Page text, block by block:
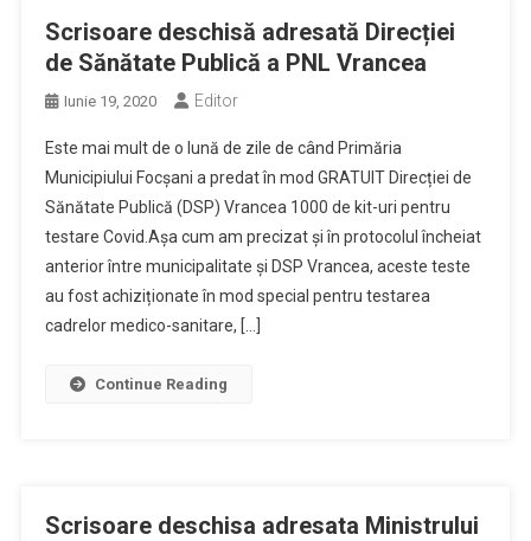
Scrisoare deschisă adresată Direcției
de Sănătate Publică a PNL Vrancea
Iunie 19, 2020 Editor
Este mai mult de o lună de zile de când Primăria
Municipiului Focșani a predat în mod GRATUIT Direcției de
Sănătate Publică (DSP) Vrancea 1000 de kit-uri pentru
testare Covid.Așa cum am precizat și în protocolul încheiat
anterior între municipalitate și DSP Vrancea, aceste teste
au fost achiziționate în mod special pentru testarea
cadrelor medico-sanitare, […]
Continue Reading
Scrisoare deschisa adresata Ministrului